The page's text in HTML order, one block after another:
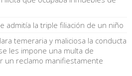
admitía la triple filiación de un niño
temeraria y maliciosa la conducta
les impone una multa de
un reclamo manifiestamente